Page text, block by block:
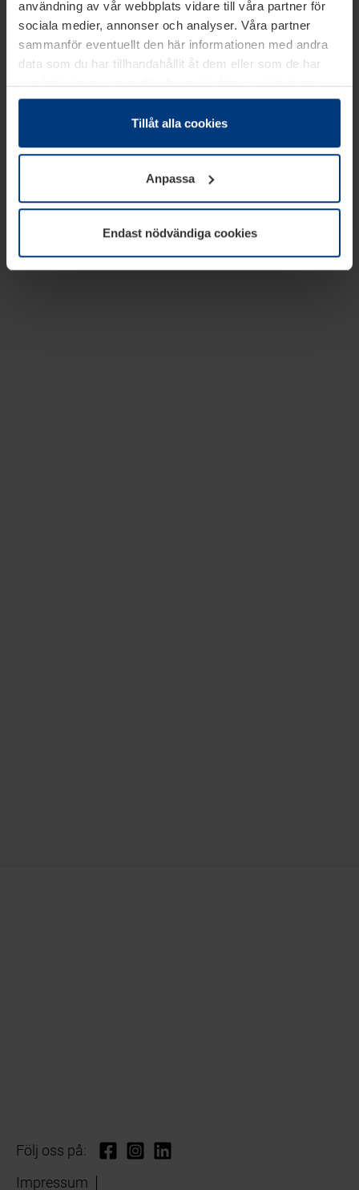
användning av vår webbplats vidare till våra partner för
sociala medier, annonser och analyser. Våra partner
sammanför eventuellt den här informationen med andra
data som du har tillhandahållit åt dem eller som de har
samlat in inom ramen för din användning av tjänsterna.
Juridiskt kan vi lagra kakor på din enhet, om de är
absolut nödvändiga för driften av den här webbplatsen.
godkännande kan du när som helst ändra eller återkalla i
informationen om kakor underDataskyddsförklaring
vår webbplats.
Tillåt alla cookies
Anpassa
Endast nödvändiga cookies
Följ oss på:
Impressum